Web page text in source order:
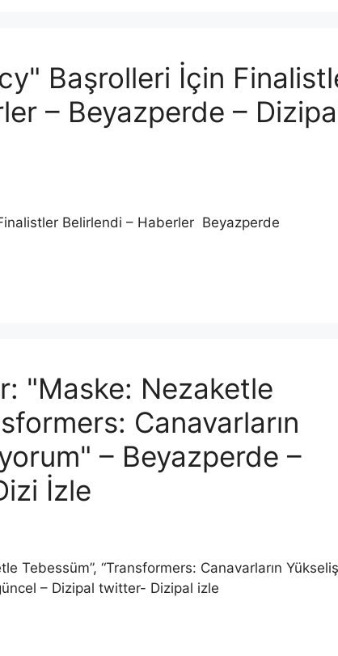
Başrolleri İçin
– Beyazperde –
Belirlendi – Haberler Beyazperde
"Maske: Nezaketle
Canavarların
– Beyazperde –
İzle
Tebessüm”, “Transformers: Canavarların
– Dizipal twitter- Dizipal izle